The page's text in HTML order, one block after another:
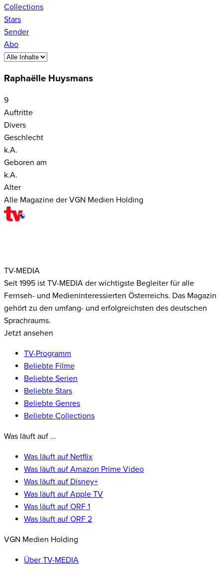
Collections
Stars
Sender
Abo
Raphaëlle Huysmans
9
Auftritte
Divers
Geschlecht
k.A.
Geboren am
k.A.
Alter
Alle Magazine der VGN Medien Holding
TV-MEDIA
Seit 1995 ist TV-MEDIA der wichtigste Begleiter für alle
Fernseh- und Medieninteressierten Österreichs. Das Magazin
gehört zu den umfang- und erfolgreichsten des deutschen
Sprachraums.
Jetzt ansehen
TV-Programm
Beliebte Filme
Beliebte Serien
Beliebte Stars
Beliebte Genres
Beliebte Collections
Was läuft auf …
Was läuft auf Netflix
Was läuft auf Amazon Prime Video
Was läuft auf Disney+
Was läuft auf Apple TV
Was läuft auf ORF 1
Was läuft auf ORF 2
VGN Medien Holding
Über TV-MEDIA